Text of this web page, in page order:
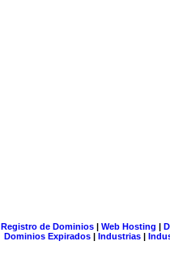
Registro de Dominios| Web Hosting |
Dominios Expirados | Industrias |